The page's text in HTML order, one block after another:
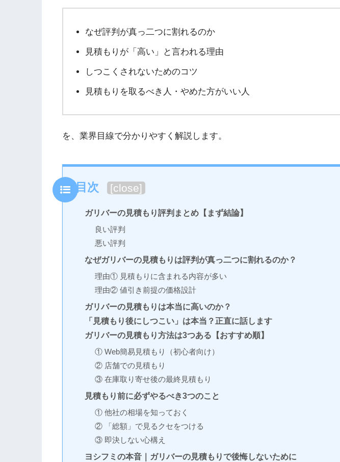
なぜ評判が真っ二つに割れるのか
見積もりが「高い」と言われる理由
しつこくされないためのコツ
見積もりを取るべき人・やめた方がいい人
を、業界目線で分かりやすく解説します。
目次 [close]
ガリバーの見積もり評判まとめ【まず結論】
良い評判
悪い評判
なぜガリバーの見積もりは評判が真っ二つに割れるのか？
理由① 見積もりに含まれる内容が多い
理由② 値引き前提の価格設計
ガリバーの見積もりは本当に高いのか？
「見積もり後にしつこい」は本当？正直に話します
ガリバーの見積もり方法は3つある【おすすめ順】
① Web簡易見積もり（初心者向け）
② 店舗での見積もり
③ 在庫取り寄せ後の最終見積もり
見積もり前に必ずやるべき3つのこと
① 他社の相場を知っておく
② 「総額」で見るクセをつける
③ 即決しない心構え
ヨシフミの本音｜ガリバーの見積もりで後悔しないために